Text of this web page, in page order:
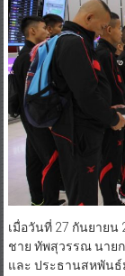
เมื่อวันที่ 27 กันยาย
ชาย ทัพสุวรรณ นาย
และ ประธานสหพันธ์